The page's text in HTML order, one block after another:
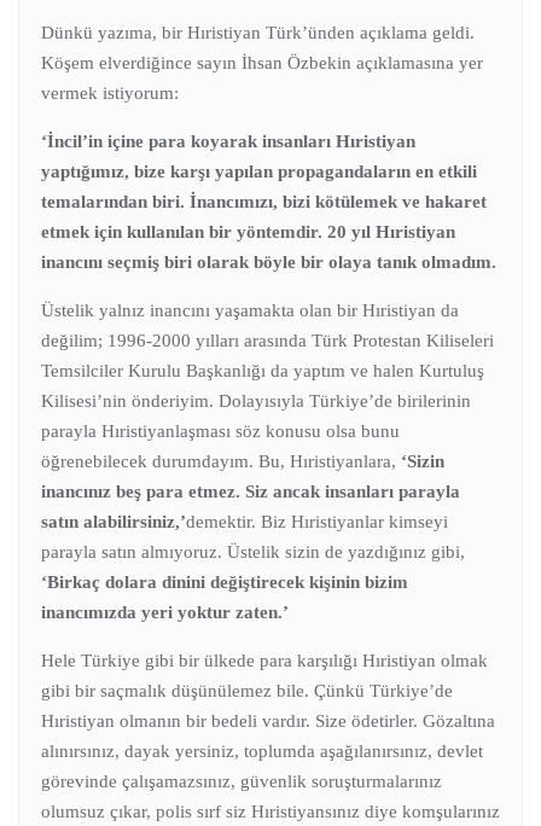
Dünkü yazıma, bir Hıristiyan Türk’ünden açıklama geldi.
Köşem elverdiğince sayın İhsan Özbekin açıklamasına yer
vermek istiyorum:
‘İncil’in içine para koyarak insanları Hıristiyan
yaptığımız, bize karşı yapılan propagandaların en etkili
temalarından biri. İnancımızı, bizi kötülemek ve hakaret
etmek için kullanılan bir yöntemdir. 20 yıl Hıristiyan
inancını seçmiş biri olarak böyle bir olaya tanık olmadım.
Üstelik yalnız inancını yaşamakta olan bir Hıristiyan da
değilim; 1996-2000 yılları arasında Türk Protestan Kiliseleri
Temsilciler Kurulu Başkanlığı da yaptım ve halen Kurtuluş
Kilisesi’nin önderiyim. Dolayısıyla Türkiye’de birilerinin
parayla Hıristiyanlaşması söz konusu olsa bunu
öğrenebilecek durumdayım. Bu, Hıristiyanlara, ‘Sizin
inancınız beş para etmez. Siz ancak insanları parayla
satın alabilirsiniz,’demektir. Biz Hıristiyanlar kimseyi
parayla satın almıyoruz. Üstelik sizin de yazdığınız gibi,
‘Birkaç dolara dinini değiştirecek kişinin bizim
inancımızda yeri yoktur zaten.’
Hele Türkiye gibi bir ülkede para karşılığı Hıristiyan olmak
gibi bir saçmalık düşünülemez bile. Çünkü Türkiye’de
Hıristiyan olmanın bir bedeli vardır. Size ödetirler. Gözaltına
alınırsınız, dayak yersiniz, toplumda aşağılanırsınız, devlet
görevinde çalışamazsınız, güvenlik soruşturmalarınız
olumsuz çıkar, polis sırf siz Hıristiyansınız diye komşularınız